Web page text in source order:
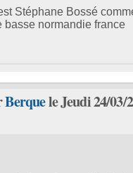
Stéphane Bossé
basse normandie france
Berquele Jeudi 24/03/